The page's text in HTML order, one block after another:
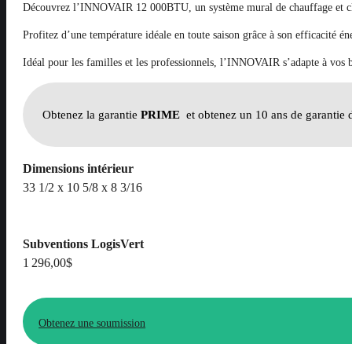
Découvrez l’INNOVAIR 12 000BTU, un système mural de chauffage et
Profitez d’une température idéale en toute saison grâce à son efficacité
Idéal pour les familles et les professionnels, l’INNOVAIR s’adapte à
Obtenez la garantie PRIMEet obtenez un 10 ans de garantie
Dimensions intérieur
33 1/2 x 10 5/8 x 8 3/16
Subventions LogisVert
1 296,00$
Obtenez une soumission